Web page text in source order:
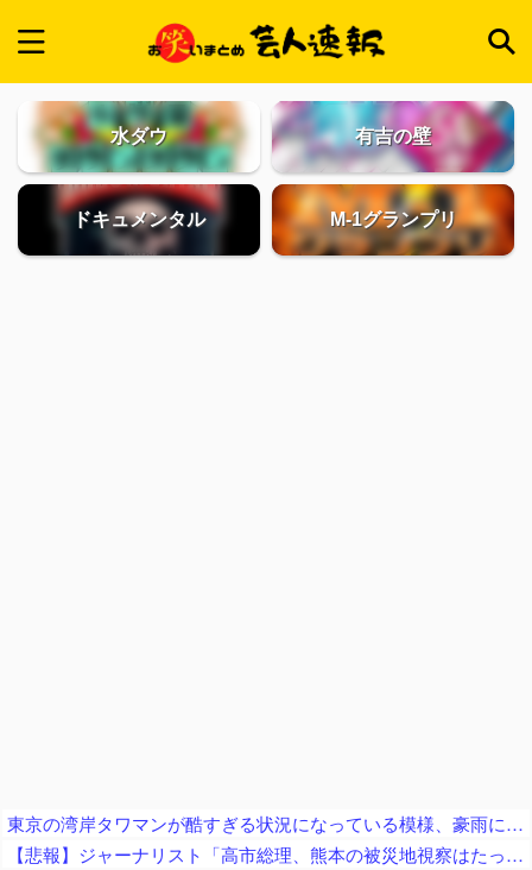
水ダウ 有吉の壁
ドキュメンタル M-1グランプリ
東京の湾岸タワマンが酷すぎる状況になっている模様、豪雨によって下水処理能力が限界を超えた結果……
【悲報】ジャーナリスト「高市総理、熊本の被災地視察はたったの3分！」 → ライブ動画で19分超の滞在が発覚 ｗｗｗｗｗｗｗｗｗｗｗｗｗｗｗ